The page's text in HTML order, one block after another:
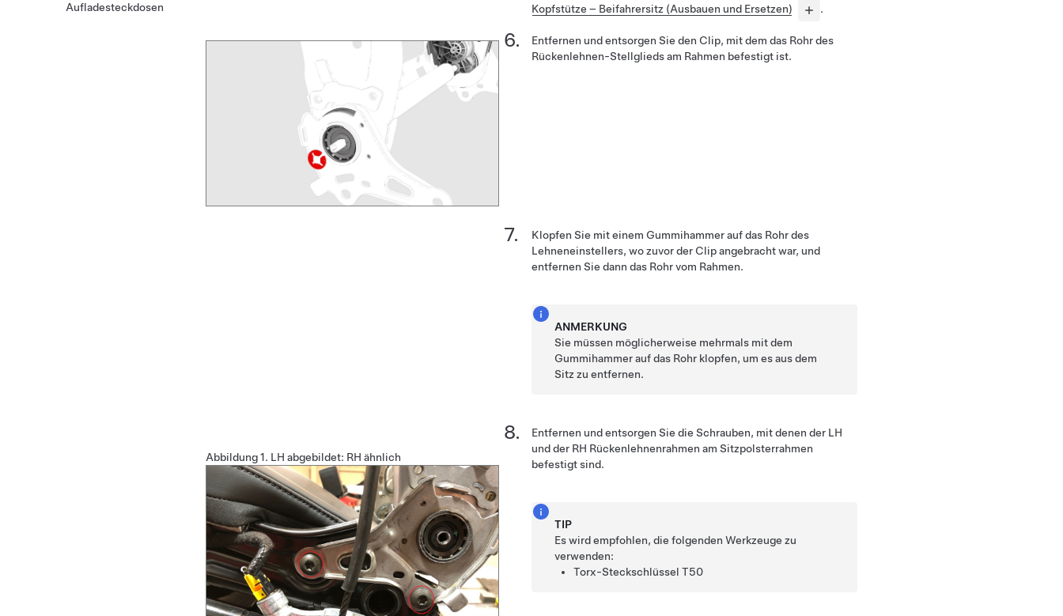
Kopfstütze – Beifahrersitz (Ausbauen und Ersetzen)
.
Entfernen und entsorgen Sie den Clip, mit dem das Rohr des
Rückenlehnen-Stellglieds am Rahmen befestigt ist.
Klopfen Sie mit einem Gummihammer auf das Rohr des
Lehneneinstellers, wo zuvor der Clip angebracht war, und
entfernen Sie dann das Rohr vom Rahmen.
ANMERKUNG
Sie müssen möglicherweise mehrmals mit dem
Gummihammer auf das Rohr klopfen, um es aus dem
Sitz zu entfernen.
Entfernen und entsorgen Sie die Schrauben, mit denen der LH
und der RH Rückenlehnenrahmen am Sitzpolsterrahmen
befestigt sind.
TIP
Es wird empfohlen, die folgenden Werkzeuge zu
verwenden:
Torx-Steckschlüssel T50
Abbildung 1. LH abgebildet: RH ähnlich
Aufladesteckdosen